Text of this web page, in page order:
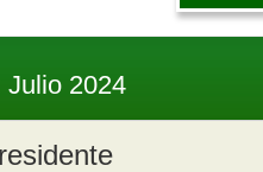
Julio 2024